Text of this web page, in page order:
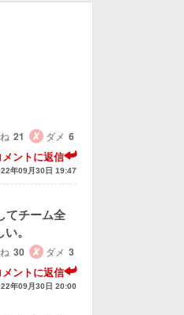
21 ダメ 6
メントに返信
年09月30日 19:47
てチーム全
。
30 ダメ 3
メントに返信
年09月30日 20:00